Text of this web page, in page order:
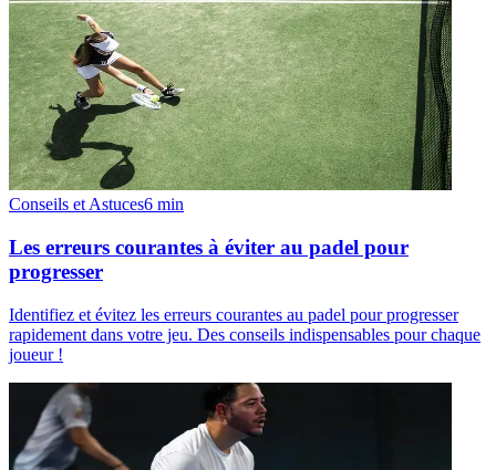
Conseils et Astuces6 min
Les erreurs courantes à éviter au padel pour
progresser
Identifiez et évitez les erreurs courantes au padel pour progresser
rapidement dans votre jeu. Des conseils indispensables pour chaque
joueur !